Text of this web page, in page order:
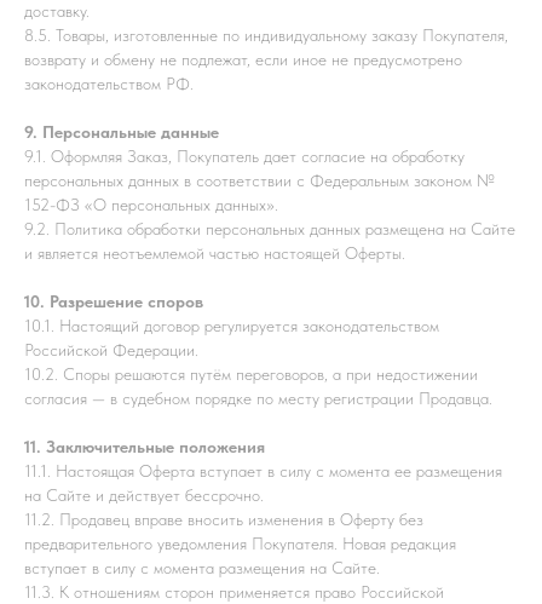
доставку.
8.5. Товары, изготовленные по индивидуальному заказу Покупателя,
возврату и обмену не подлежат, если иное не предусмотрено
законодательством РФ.
9. Персональные данные
9.1. Оформляя Заказ, Покупатель дает согласие на обработку
персональных данных в соответствии с Федеральным законом №
152-ФЗ «О персональных данных».
9.2. Политика обработки персональных данных размещена на Сайте
и является неотъемлемой частью настоящей Оферты.
10. Разрешение споров
10.1. Настоящий договор регулируется законодательством
Российской Федерации.
10.2. Споры решаются путём переговоров, а при недостижении
согласия — в судебном порядке по месту регистрации Продавца.
11. Заключительные положения
11.1. Настоящая Оферта вступает в силу с момента ее размещения
на Сайте и действует бессрочно.
11.2. Продавец вправе вносить изменения в Оферту без
предварительного уведомления Покупателя. Новая редакция
вступает в силу с момента размещения на Сайте.
11.3. К отношениям сторон применяется право Российской